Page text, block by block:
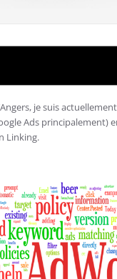
je suis
Ads principalement)
Linking.